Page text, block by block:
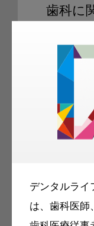
デンタルライ
は、歯科医師
歯科に
ご登録い
科衛生士
容のメー